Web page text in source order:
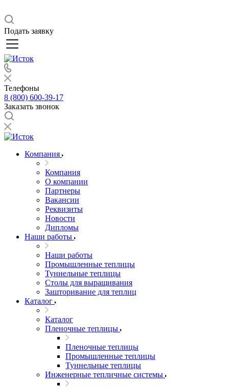
Подать заявку
Телефоны
8 (800) 600-39-17
Заказать звонок
Компания
Компания
О компании
Партнеры
Вакансии
Реквизиты
Новости
Дипломы
Наши работы
Наши работы
Промышленные теплицы
Туннельные теплицы
Столы для выращивания
Зашторивание для теплиц
Каталог
Каталог
Пленочные теплицы
Пленочные теплицы
Промышленные теплицы
Туннельные теплицы
Инженерные тепличные системы